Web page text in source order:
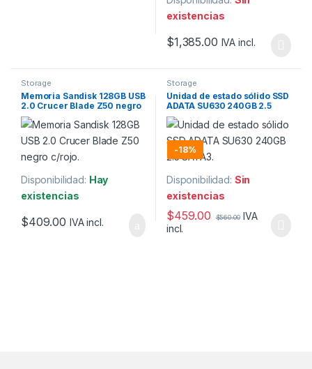
existencias
$1,385.00 IVA incl.
Storage
Memoria Sandisk 128GB USB
2.0 Crucer Blade Z50 negro
c/rojo.
Disponibilidad: Hay
existencias
$409.00 IVA incl.
Storage
Unidad de estado sólido SSD
ADATA SU630 240GB 2.5
SATA3.
-18%
Disponibilidad: Sin
existencias
$459.00 $560.00 IVA
incl.